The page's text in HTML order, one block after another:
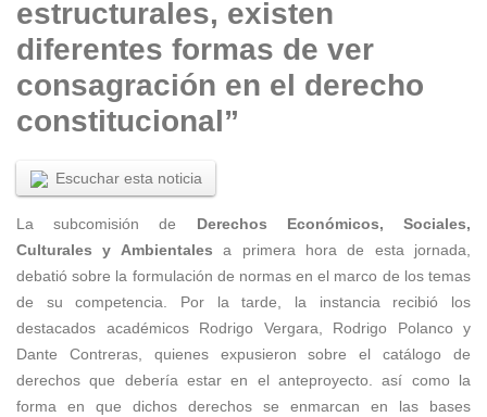
estructurales, existen
diferentes formas de ver
consagración en el derecho
constitucional”
Escuchar esta noticia
La subcomisión de Derechos Económicos, Sociales,
Culturales y Ambientales a primera hora de esta jornada,
debatió sobre la formulación de normas en el marco de los temas
de su competencia. Por la tarde, la instancia recibió los
destacados académicos Rodrigo Vergara, Rodrigo Polanco y
Dante Contreras, quienes expusieron sobre el catálogo de
derechos que debería estar en el anteproyecto. así como la
forma en que dichos derechos se enmarcan en las bases